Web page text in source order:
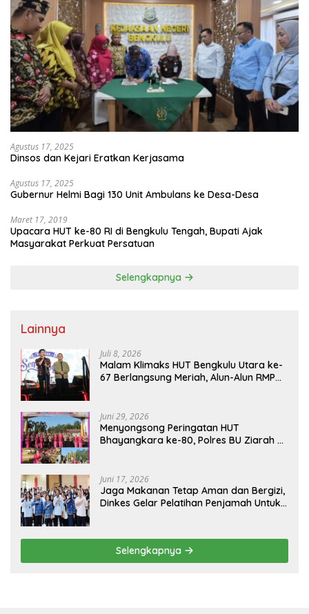
Agustus 17, 2025
Dinsos dan Kejari Eratkan Kerjasama
Agustus 17, 2025
Gubernur Helmi Bagi 130 Unit Ambulans ke Desa-Desa
Maret 17, 2019
Upacara HUT ke-80 RI di Bengkulu Tengah, Bupati Ajak
Masyarakat Perkuat Persatuan
Selengkapnya
Lainnya
Juli 8, 2026
Malam Klimaks HUT Bengkulu Utara ke-
67 Berlangsung Meriah, Alun-Alun RMP
Juni 29, 2026
Menyongsong Peringatan HUT
Bhayangkara ke-80, Polres BU Ziarah ke
Juni 17, 2026
Jaga Makanan Tetap Aman dan Bergizi,
Dinkes Gelar Pelatihan Penjamah Untuk
Selengkapnya